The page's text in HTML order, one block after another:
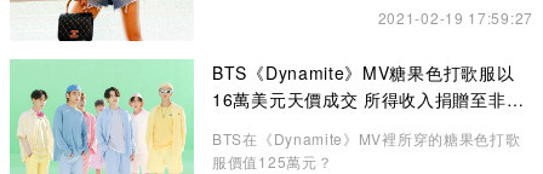
2021-02-19 17:59:27
BTS《Dynamite》MV糖果色打歌服以
16萬美元天價成交 所得收入捐贈至非牟
BTS在《Dynamite》MV裡所穿的糖果色打歌
服價值125萬元？